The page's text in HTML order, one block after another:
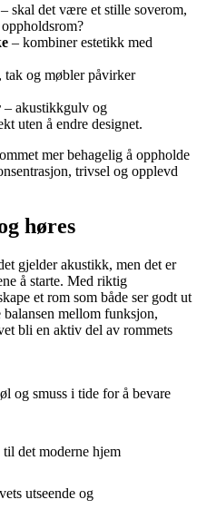
– skal det være et stille soverom,
– kombiner estetikk med
tak og møbler påvirker
– akustikkgulv og
uten å endre designet.
mer behagelig å oppholde
trivsel og opplevd
høres
gjelder akustikk, men det er
å starte. Med riktig
et rom som både ser godt ut
mellom funksjon,
bli en aktiv del av rommets
og smuss i tide for å bevare
det moderne hjem
utseende og